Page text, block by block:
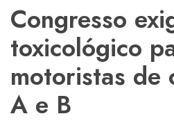
Congresso
toxicológico
motoristas de
A e B